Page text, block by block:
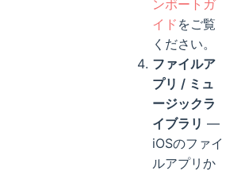
ンポートガ
イド をご覧
ください。
ファイルア
プリ / ミュ
ージックラ
イブラリ —
iOSのファイ
ルアプリか